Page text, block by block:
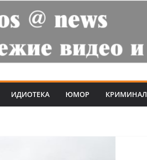
ИДИОТЕКА ЮМОР КРИМИНАЛ